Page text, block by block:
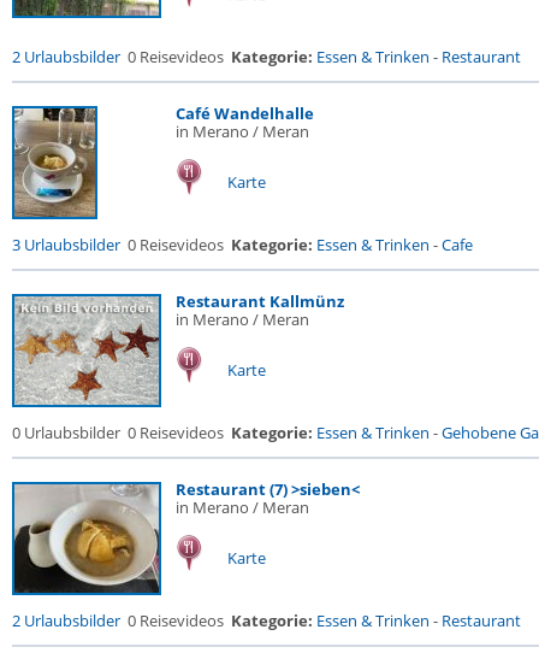
2 Urlaubsbilder 0 Reisevideos Kategorie: Essen & Trinken - Restaurant
Café Wandelhalle
in Merano / Meran
Karte
3 Urlaubsbilder 0 Reisevideos Kategorie: Essen & Trinken -Cafe
Restaurant Kallmünz
in Merano / Meran
Karte
0 Urlaubsbilder 0 Reisevideos Kategorie: Essen & Trinken -Gehobene
Restaurant (7) >sieben<
in Merano / Meran
Karte
2 Urlaubsbilder 0 Reisevideos Kategorie: Essen & Trinken - Restaurant